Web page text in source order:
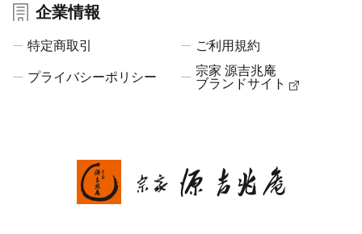
企業情報
特定商取引 ご利用規約
プライバシーポリシー
宗家 源吉兆庵
ブランドサイト